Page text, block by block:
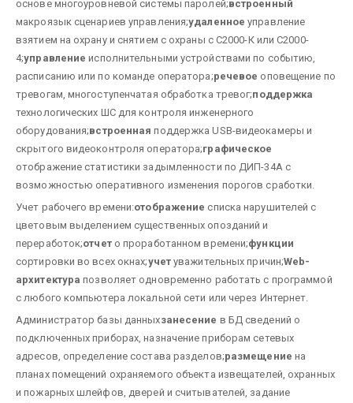
основе многоуровневой системы паролей;встроенный
макроязык сценариев управления;удаленное управление
взятием на охрану и снятием с охраны с С2000-К или С2000-
4;управление исполнительными устройствами по событию,
расписанию или по команде оператора;речевое оповещение по
тревогам, многоступенчатая обработка тревог;поддержка
технологических ШС для контроля инженерного
оборудования;встроенная поддержка USB-видеокамеры и
скрытого видеоконтроля оператора;графическое
отображение статистики задымленности по ДИП-34А с
возможностью оперативного изменения порогов сработки.
Учет рабочего времени:отображение списка нарушителей с
цветовым выделением существенных опозданий и
переработок;отчето проработанном времени;функции
сортировки во всех окнах;учетуважительных причин;Web-
архитектура позволяет одновременно работать с программой
с любого компьютера локальной сети или через Интернет.
Администратор базы данныхзанесение в БД сведений о
подключенных приборах, назначение приборам сетевых
адресов, определение состава разделов;размещение на
планах помещений охраняемого объекта извещателей, охранных
и пожарных шлейфов, дверей и считывателей, задание